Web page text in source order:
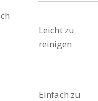
Leicht zu
reinigen
Einfach zu